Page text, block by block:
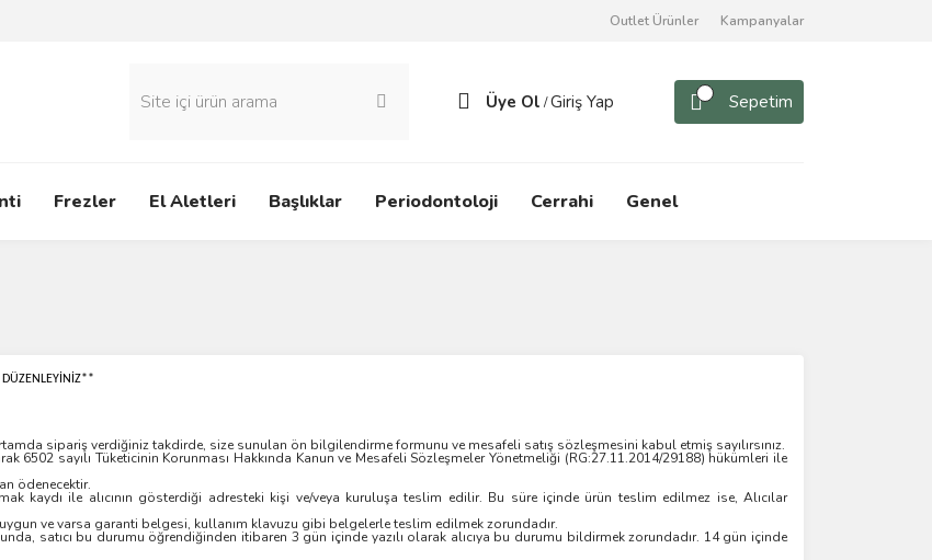
Outlet Ürünler Kampanyalar
Üye Ol /Giriş Yap Sepetim
Frezler El Aletleri Başlıklar Periodontoloji Cerrahi Genel
DÜZENLEYİNİZ**
sipariş verdiğiniz takdirde, size sunulan ön bilgilendirme formunu ve mesafeli satış sözleşmesini kabul etmiş sayılırsınız.
6502 sayılı Tüketicinin Korunması Hakkında Kanun ve Mesafeli Sözleşmeler Yönetmeliği (RG:27.11.2014/29188) hükümleri ile
ödenecektir.
kaydı ile alıcının gösterdiği adresteki kişi ve/veya kuruluşa teslim edilir. Bu süre içinde ürün teslim edilmez ise, Alıcılar
ve varsa garanti belgesi, kullanım klavuzu gibi belgelerle teslim edilmek zorundadır.
satıcı bu durumu öğrendiğinden itibaren 3 gün içinde yazılı olarak alıcıya bu durumu bildirmek zorundadır. 14 gün içinde